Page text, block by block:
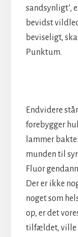
sandsynligt’,
bevidst
beviseligt,
Punktum.
Endvidere
forebygger
lammer
munden til
Fluor
Der er ikke
noget som
op, er det
tilfældet, ville